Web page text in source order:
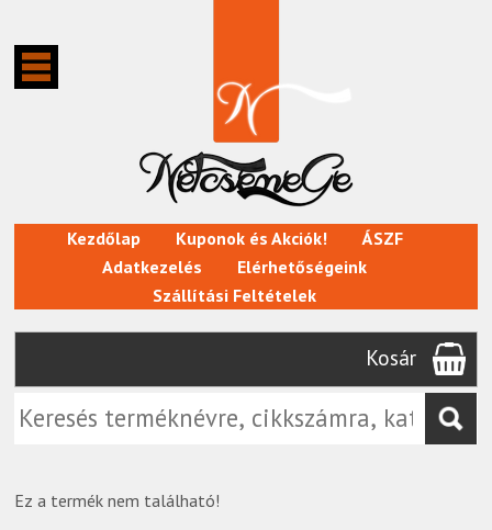
Kezdőlap Kuponok és Akciók!
ÁSZF
Adatkezelés
Elérhetőségeink
Szállítási Feltételek
Kosár
Ez a termék nem található!